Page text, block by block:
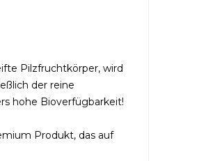
Pilzfruchtkörper, wird
der reine
hohe Bioverfügbarkeit!
Produkt, das auf